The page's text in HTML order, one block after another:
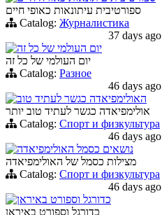
ספורטיבית עיתונאות כאופי חיים
Catalog: Журналистика
37 days ago
יום העולמי של כל זה
יום העולמי של כל זה
Catalog: Разное
46 days ago
האולימפיאדה כגשר לעתיד טוב
אולימפיאדה כגשר לעתיד טוב יותר
Catalog: Спорт и физкультура
46 days ago
נושאים כסמל האולימפיאדה
מצילות כסמל של האולימפיאדה
Catalog: Спорт и физкультура
46 days ago
כדורגל וספורט באיראן
כדורגל וספורט באיראן